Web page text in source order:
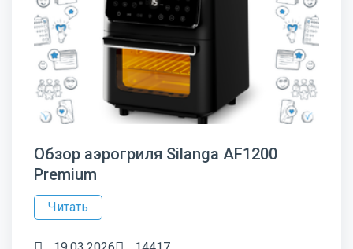
Обзор аэрогриля Silanga AF1200
Premium
Читать